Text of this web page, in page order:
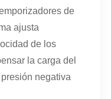
de
ajusta
de los
la carga del
negativa